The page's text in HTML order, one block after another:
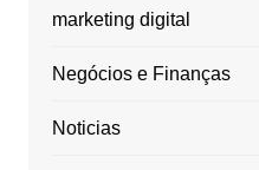
marketing digital
Negócios e Finanças
Noticias